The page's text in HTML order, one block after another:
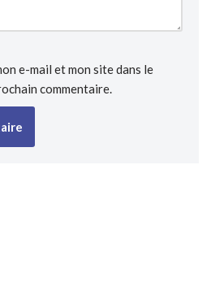
e-mail et mon site dans le
commentaire.